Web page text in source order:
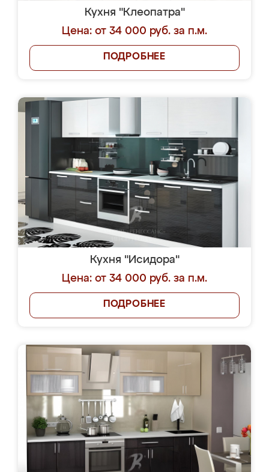
Кухня "Клеопатра"
Цена: от 34 000 руб. за п.м.
ПОДРОБНЕЕ
Кухня "Исидора"
Цена: от 34 000 руб. за п.м.
ПОДРОБНЕЕ